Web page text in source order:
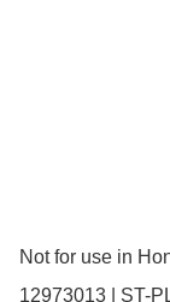
Not for use in
12973013 | ST-